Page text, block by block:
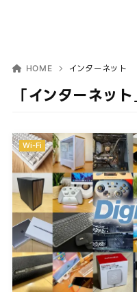
HOME インターネット
「インターネッ
Wi-Fi